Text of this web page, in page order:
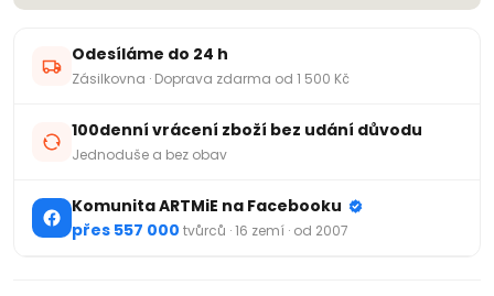
Odesíláme do 24 h
Zásilkovna · Doprava zdarma od 1 500 Kč
100denní vrácení zboží bez udání důvodu
Jednoduše a bez obav
Komunita ARTMiE na Facebooku
přes 557 000 tvůrců · 16 zemí · od 2007